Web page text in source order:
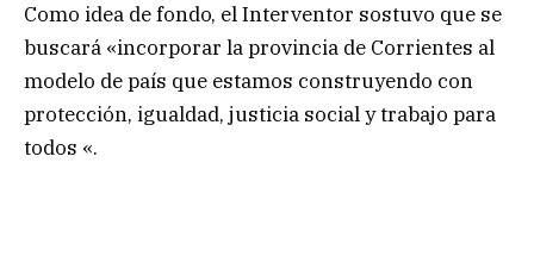
Como idea de fondo, el Interventor sostuvo que se
buscará «incorporar la provincia de Corrientes al
modelo de país que estamos construyendo con
protección, igualdad, justicia social y trabajo para
todos «.